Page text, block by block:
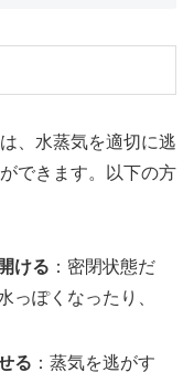
、水蒸気を適切に逃
できます。以下の方
ける ：密閉状態だ
っぽくなったり、
る ：蒸気を逃がす